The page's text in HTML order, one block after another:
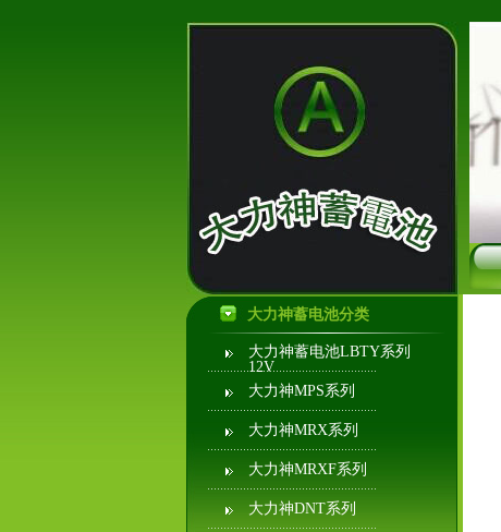
大力神蓄电池分类
大力神蓄电池LBTY系列
12V
大力神MPS系列
大力神MRX系列
大力神MRXF系列
大力神DNT系列